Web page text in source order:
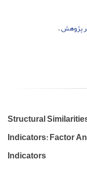
پژوهش
Structural
Indicators: Factor
Indicators